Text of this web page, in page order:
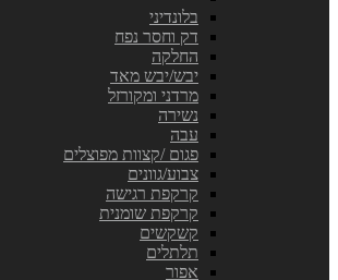
בלונדיני
דק וחסר נפח
החלקה
יבש/יבש מאד
מרדני ומקורזל
נשירה
עבה
פגום /קצוות מפוצלים
צבוע/גוונים
קרקפת רגישה
קרקפת שומנית
קשקשים
תלתלים
אפור